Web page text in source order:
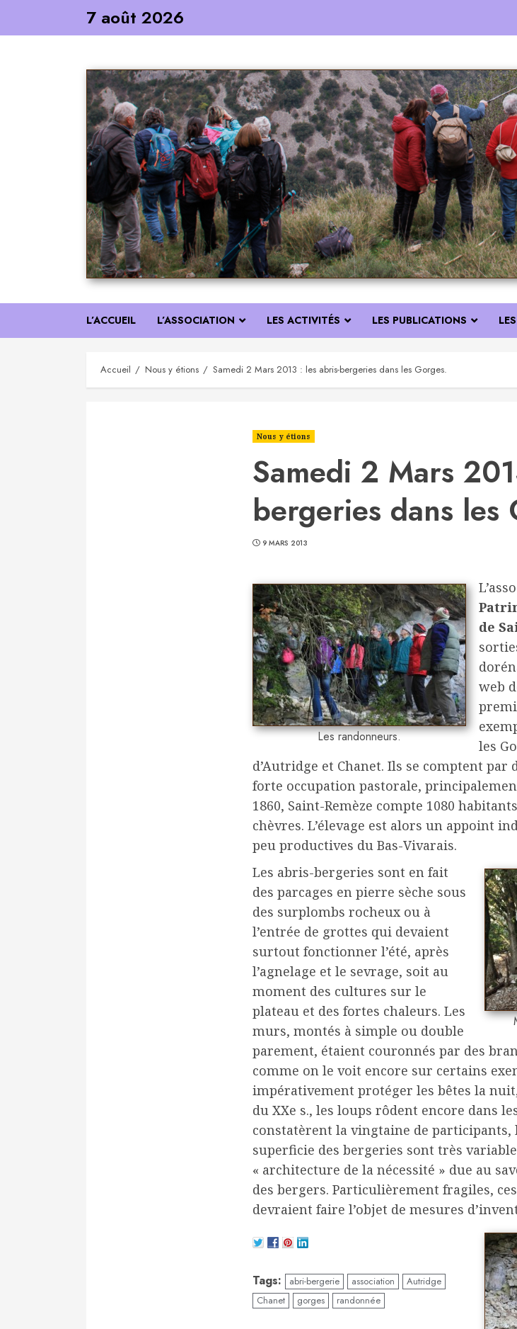
7 août 2026
L’ACCUEIL L’ASSOCIATION LES ACTIVITÉS LES PUBLICATIONS
Accueil Nous y étions Samedi 2 Mars 2013 : les abris-bergeries dans les Gorges.
Nous y étions
Samedi 2 Mars
bergeries dans les
9 MARS 2013
Les randonneurs.
de
web
les
d’Autridge et Chanet. Ils se comptent par
forte occupation pastorale,
1860, Saint-Remèze compte 1080
chèvres. L’élevage est alors un appoint
peu productives du Bas-Vivarais.
Les abris-bergeries sont en fait
des parcages en pierre sèche sous
des surplombs rocheux ou à
l’entrée de grottes qui devaient
surtout fonctionner l’été, après
l’agnelage et le sevrage, soit au
moment des cultures sur le
plateau et des fortes chaleurs. Les
murs, montés à simple ou double
parement, étaient couronnés par des
comme on le voit encore sur certains
impérativement protéger les bêtes la
du XXe s., les loups rôdent encore dans
constatèrent la vingtaine de participants,
superficie des bergeries sont très
« architecture de la nécessité » due au
des bergers. Particulièrement fragiles,
devraient faire l’objet de mesures
Tags: abri-bergerie association
Autridge
Chanet
gorges randonnée